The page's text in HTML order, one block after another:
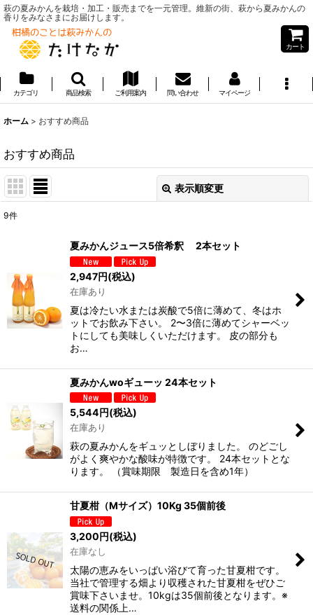
萩の夏みかんを栽培・加工・販売までを一元管理。維新の街、萩から夏みかんの
香りをみなさまにお届けします。
カート
カテゴリ 商品検索 ご利用案内 問い合わせ マイページ
ホーム > おすすめ商品
おすすめ商品
表示順変更
絞り込む
9件
夏みかんジュース5倍希釈 2本セット
2,947円(税込)
在庫あり
夏は冷たい水または炭酸で5倍に薄めて、冬はホ
ットでお飲み下さい。 2〜3倍に薄めてシャーベッ
トにしても美味しくいただけます。 皮の部分も
お…
夏みかんwoギューッ 24本セット
5,544円(税込)
在庫あり
萩の夏みかんをギュッとしぼりました。 のどごし
がよく爽やかな酸味が特徴です。 24本セットとな
ります。 （賞味期限 製造日を含め1年）
甘夏柑（Mサイズ）10Kg 35個前後
3,200円(税込)
在庫なし
太陽の恵みをいっぱい浴びて育った甘夏柑です。
当社で管理する畑より収穫された甘夏柑をぜひご
賞味下さいませ。10kgは35個前後となります。※
送料の関係上…